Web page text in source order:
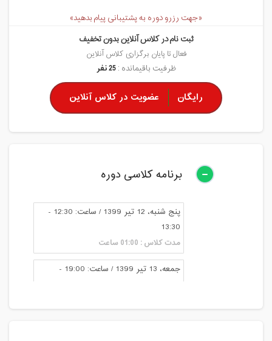
پیشنهادهای ویژه
تخفیفهای مشارکتی
درباره ما
«جهت رزرو دوره به پشتیبانی پیام بدهید»
ثبت نام در کلاس آنلاین بدون تخفیف
فعال تا پایان برگزاری کلاس آنلاین
ظرفیت باقیمانده :25 نفر
رایگان عضویت در کلاس آنلاین
برنامه کلاسی دوره
پنج شنبه، 12 تیر 1399 / ساعت: 12:30 -
13:30
مدت کلاس : 01:00 ساعت
جمعه، 13 تیر 1399 / ساعت: 19:00 -